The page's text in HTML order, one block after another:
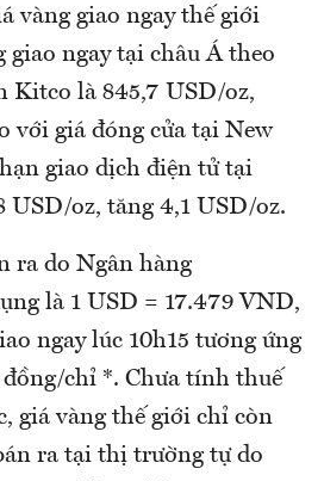
vàng giao ngay thế giới
giao ngay tại châu Á theo
Kitco là 845,7 USD/oz,
với giá đóng cửa tại New
giao dịch điện tử tại
USD/oz, tăng 4,1 USD/oz.
ra do Ngân hàng
là 1 USD = 17.479 VND,
ngay lúc 10h15 tương ứng
đồng/chỉ *. Chưa tính thuế
giá vàng thế giới chỉ còn
ra tại thị trường tự do